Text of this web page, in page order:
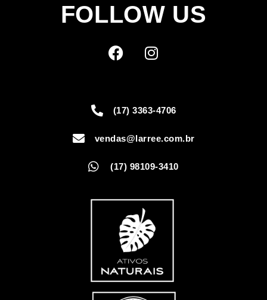
(17) 3363-4706
vendas@larree.com.br
(17) 98109-3410
FOLLOW US